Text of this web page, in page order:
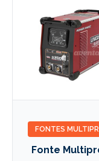
FONTES
Fonte